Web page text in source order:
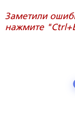
Заметили
нажмите